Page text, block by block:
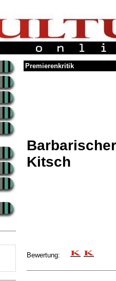
Premierenkritik
Barbarischer
Kitsch
Bewertung: